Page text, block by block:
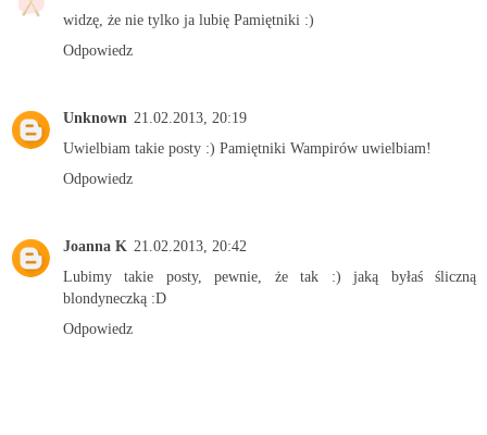
widzę, że nie tylko ja lubię Pamiętniki :)
Odpowiedz
Unknown 21.02.2013, 20:19
Uwielbiam takie posty :) Pamiętniki Wampirów uwielbiam!
Odpowiedz
Joanna K 21.02.2013, 20:42
Lubimy takie posty, pewnie, że tak :) jaką byłaś śliczną
blondyneczką :D
Odpowiedz